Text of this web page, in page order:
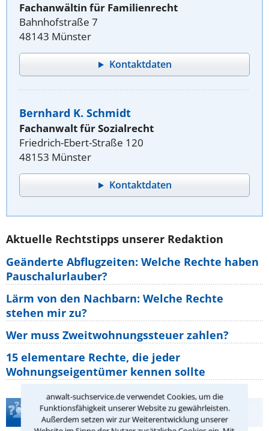
anwalt-suchservice.de verwendet Cookies, um die
Funktionsfähigkeit unserer Website zu gewährleisten.
Außerdem setzen wir zur Weiterentwicklung unserer
Fachanwältin für Familienrecht
Bahnhofstraße 7
48143 Münster
Kontaktdaten
Bernhard K. Schmidt
Fachanwalt für Sozialrecht
Friedrich-Ebert-Straße 120
48153 Münster
Kontaktdaten
Aktuelle Rechtstipps unserer Redaktion
Geänderte Abflugzeiten: Welche Rechte haben
Pauschalurlauber?
Lärm von den Nachbarn: Welche Rechte
stehen mir zu?
Wer muss Zweitwohnungssteuer zahlen?
15 elementare Rechte, die jeder
Wohnungseigentümer kennen sollte
Teste Dein Rechtswissen